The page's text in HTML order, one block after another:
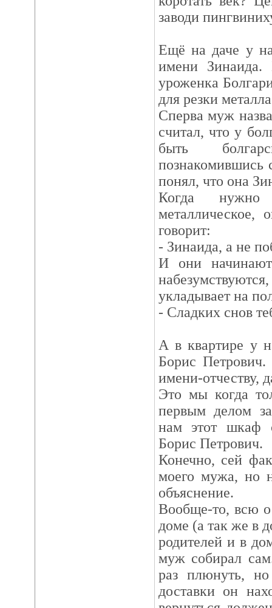
заводи
Ещё на даче у
имени
уроженка
для резки
Сперва муж
считал, что у
быть
познакомившись
понял, что она
Когда нужно
металлическое,
говорит:
- Зинаида, а не
И они начинают
укладывает на
- Сладких снов
А в квартире у
Борис
имени-отчеству,
Это мы когда
первым делом
нам этот шкаф
Борис Петрович.
Конечно, сей
моего мужа, но
объяснение.
Вообще-то, всю
доме (а так же в
родителей и в
муж собирал
раз плюнуть,
доставки он